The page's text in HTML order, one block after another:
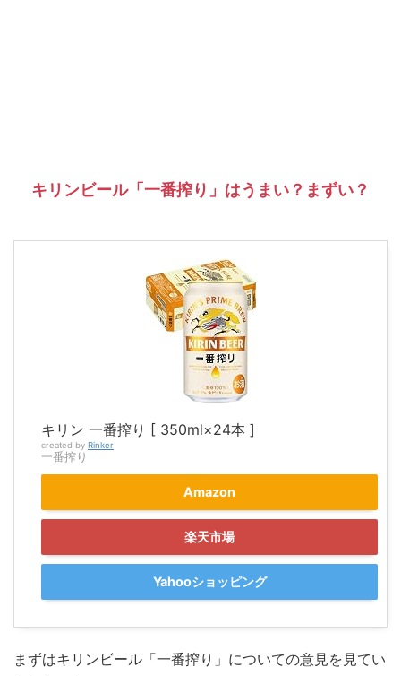
キリンビール「一番搾り」はうまい？まずい？
キリン 一番搾り [ 350ml×24本 ]
created by Rinker
一番搾り
Amazon
楽天市場
Yahooショッピング
まずはキリンビール「一番搾り」についての意見を見てい